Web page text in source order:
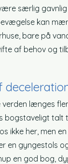
særlig
kan
bare på
af behov og
længes
bogstaveligt
ikke her, men
en gyngestols
en god bog,